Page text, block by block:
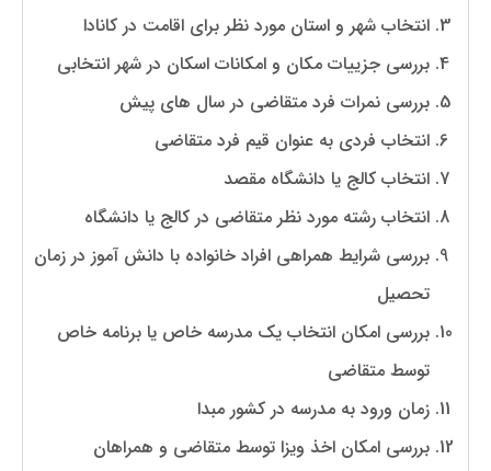
انتخاب شهر و استان مورد نظر برای اقامت در کانادا
بررسی جزییات مکان و امکانات اسکان در شهر انتخابی
بررسی نمرات فرد متقاضی در سال های پیش
انتخاب فردی به عنوان قیم فرد متقاضی
انتخاب کالج یا دانشگاه مقصد
انتخاب رشته مورد نظر متقاضی در کالج یا دانشگاه
بررسی شرایط همراهی افراد خانواده با دانش آموز در زمان
تحصیل
بررسی امکان انتخاب یک مدرسه خاص یا برنامه خاص
توسط متقاضی
زمان ورود به مدرسه در کشور مبدا
بررسی امکان اخذ ویزا توسط متقاضی و همراهان